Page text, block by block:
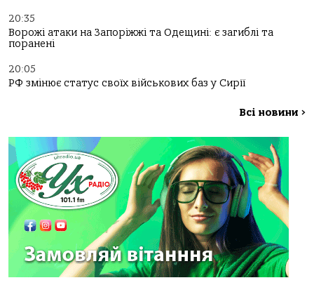
20:35
Ворожі атаки на Запоріжжі та Одещині: є загиблі та
поранені
20:05
РФ змінює статус своїх військових баз у Сирії
Всі новини >